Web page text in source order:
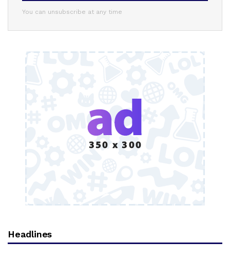
You can unsubscribe at any time
Headlines